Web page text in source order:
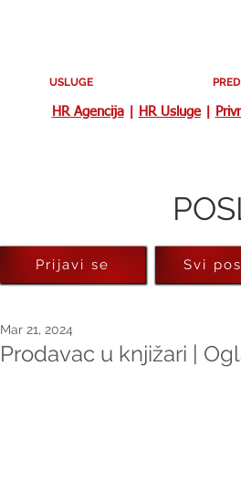
USLUGE
HR Agencija| HR Usluge|
Prodavac u knjižari |
Mar 21, 2024
Prijavi se Svi